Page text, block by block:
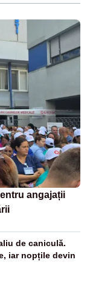
angajații
de caniculă.
iar nopțile devin